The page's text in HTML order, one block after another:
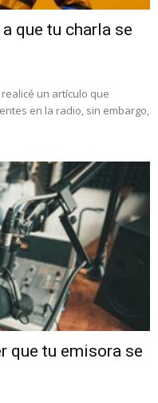
que tu charla se
un artículo que
en la radio, sin embargo,
que tu emisora se